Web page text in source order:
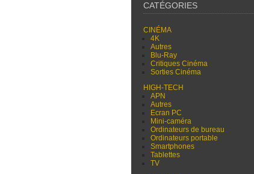
CATÉGORIES
CINÉMA
4K
Autres
Blu-Ray
Critiques Cinéma
Sorties Cinéma
HIGH-TECH
APN
Autres
Ecran PC
Mini-caméra
Ordinateurs de bureau
Ordinateurs portable
Smartphones
Tablettes
TV